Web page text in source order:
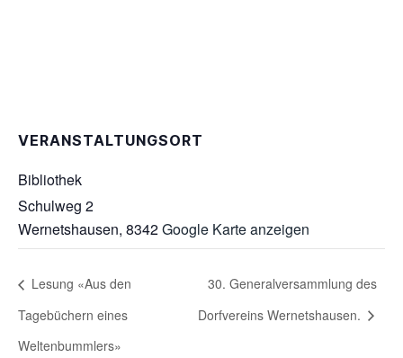
VERANSTALTUNGSORT
Bibliothek
Schulweg 2
Wernetshausen, 8342Google Karte anzeigen
Lesung «Aus den
Tagebüchern eines
Weltenbummlers»
30. Generalversammlung des
Dorfvereins Wernetshausen.